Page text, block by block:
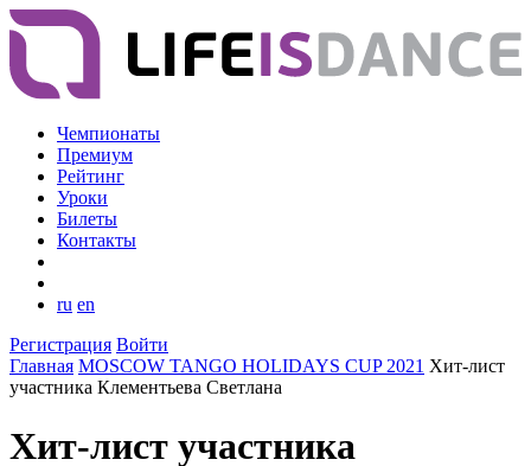
Чемпионаты
Премиум
Рейтинг
Уроки
Билеты
Контакты
ru en
Регистрация Войти
Главная MOSCOW TANGO HOLIDAYS CUP 2021 Хит-лист
участника Клементьева Светлана
Хит-лист участника